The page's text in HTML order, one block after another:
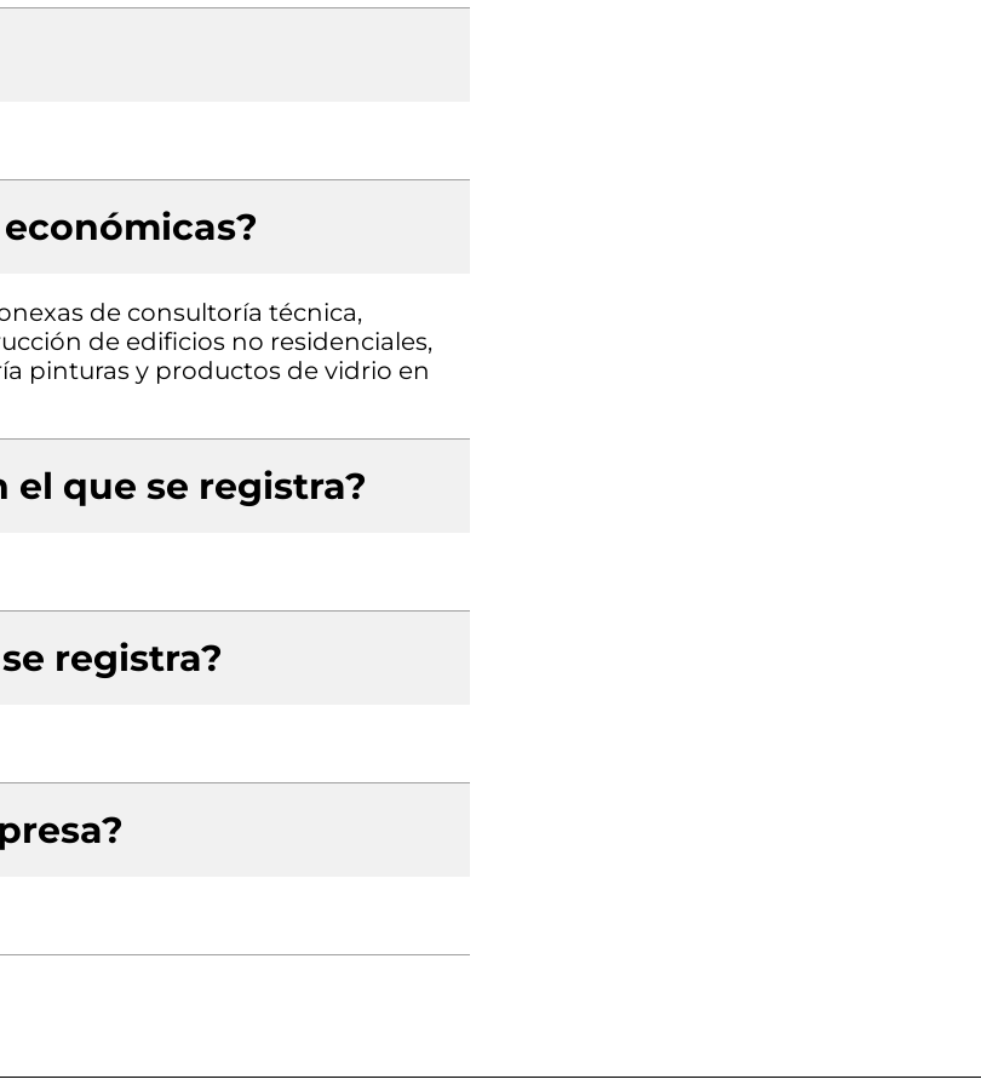
de consultoría técnica,
de edificios no residenciales,
pinturas y productos de vidrio en
el que se registra?
registra?